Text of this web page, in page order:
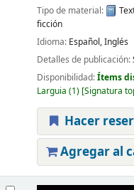
Tipo de material:
ficción
Idioma: Español,Inglés
Detalles de publicación:
Disponibilidad:Ítems
Larguia (1) Signatura
Hacer
Agregar al